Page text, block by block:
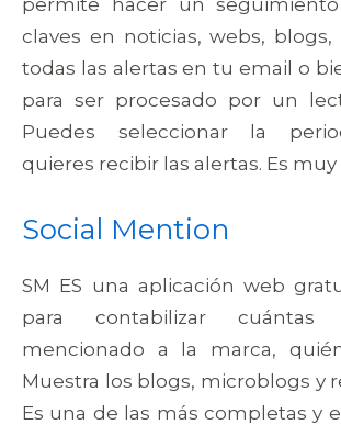
claves en noticias, webs, blogs,
todas las alertas en tu email o
para ser procesado por un
Puedes seleccionar la
quieres recibir las alertas. Es
Social Mention
SM ES una aplicación web
para contabilizar cuántas
mencionado a la marca,
Muestra los blogs, microblogs y
Es una de las más completas y